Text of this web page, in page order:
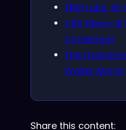
TRM Labs:
CBS News:
Challenges
The
Walter Marsh
Share this content: